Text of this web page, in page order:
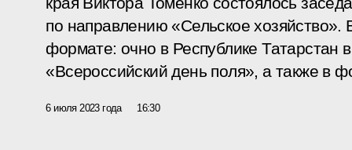
по направлению «Сельское
формате: очно в Республике Татарстан
«Всероссийский день поля», а также в
6 июля 2023 года 16:30